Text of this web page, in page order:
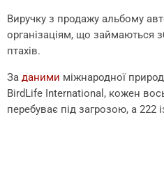
Виручку з продажу альбому
організаціям, що займаються
птахів.
За даними міжнародної
BirdLife International, кожен
перебуває під загрозою, а 222